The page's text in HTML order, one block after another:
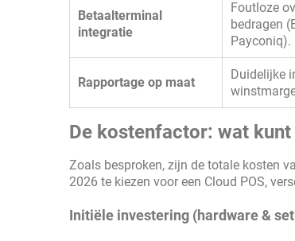
Betaalterminal
integratie
Foutloze
bedragen
Payconiq).
Rapportage op maat
Duidelijke
De kostenfactor: wat
Zoals besproken, zijn de totale kosten
2026 te kiezen voor een Cloud POS,
Initiële investering (hardware &